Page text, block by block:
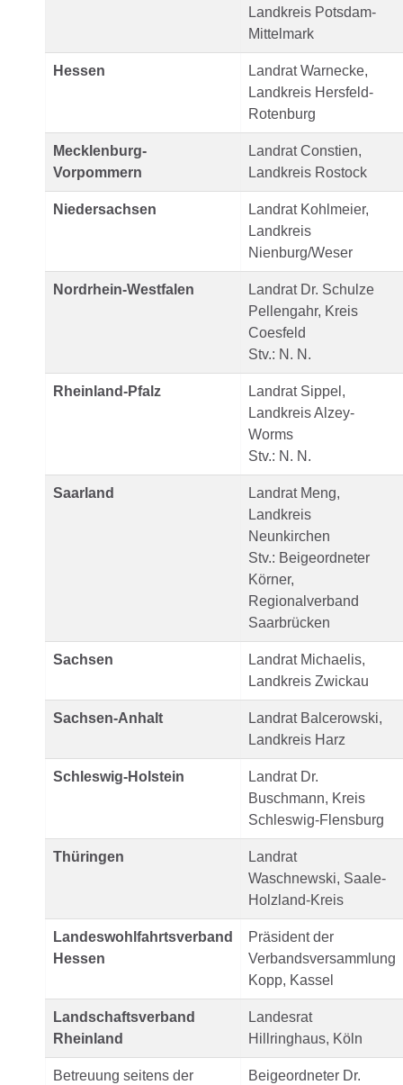
Landkreis Potsdam-
Mittelmark
Hessen
Landrat Warnecke,
Landkreis Hersfeld-
Rotenburg
Mecklenburg-
Vorpommern
Landrat Constien,
Landkreis Rostock
Niedersachsen
Landrat Kohlmeier,
Landkreis
Nienburg/Weser
Nordrhein-Westfalen
Landrat Dr. Schulze
Pellengahr, Kreis
Coesfeld
Stv.: N. N.
Rheinland-Pfalz
Landrat Sippel,
Landkreis Alzey-
Worms
Stv.: N. N.
Saarland
Landrat Meng,
Landkreis
Neunkirchen
Stv.: Beigeordneter
Körner,
Regionalverband
Saarbrücken
Sachsen
Landrat Michaelis,
Landkreis Zwickau
Sachsen-Anhalt
Landrat Balcerowski,
Landkreis Harz
Schleswig-Holstein
Landrat Dr.
Buschmann, Kreis
Schleswig-Flensburg
Thüringen
Landrat
Waschnewski, Saale-
Holzland-Kreis
Landeswohlfahrtsverband
Hessen
Präsident der
Verbandsversammlung
Kopp, Kassel
Landschaftsverband
Rheinland
Landesrat
Hillringhaus, Köln
Betreuung seitens der
Beigeordneter Dr.